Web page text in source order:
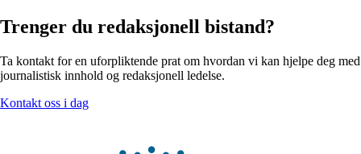
Trenger du redaksjonell bistand?
Ta kontakt for en uforpliktende prat om hvordan vi kan hjelpe deg med
journalistisk innhold og redaksjonell ledelse.
Kontakt oss i dag